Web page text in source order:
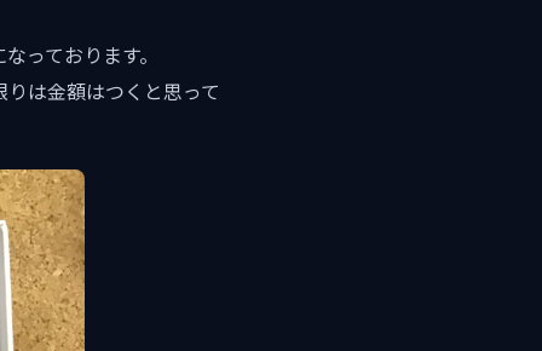
っております。
は金額はつくと思って